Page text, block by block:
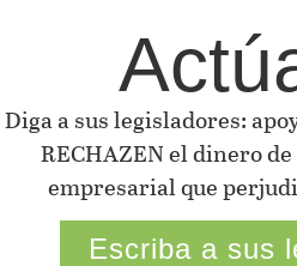
Diga a sus legisladores:
RECHAZEN el dinero
empresarial que
Escriba a sus